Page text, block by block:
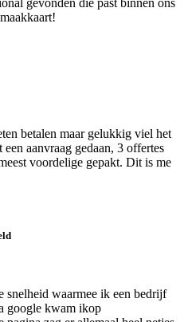
gevonden die past binnen ons
betalen maar gelukkig viel het
aanvraag gedaan, 3 offertes
voordelige gepakt. Dit is me
snelheid waarmee ik een bedrijf
google kwam ikop